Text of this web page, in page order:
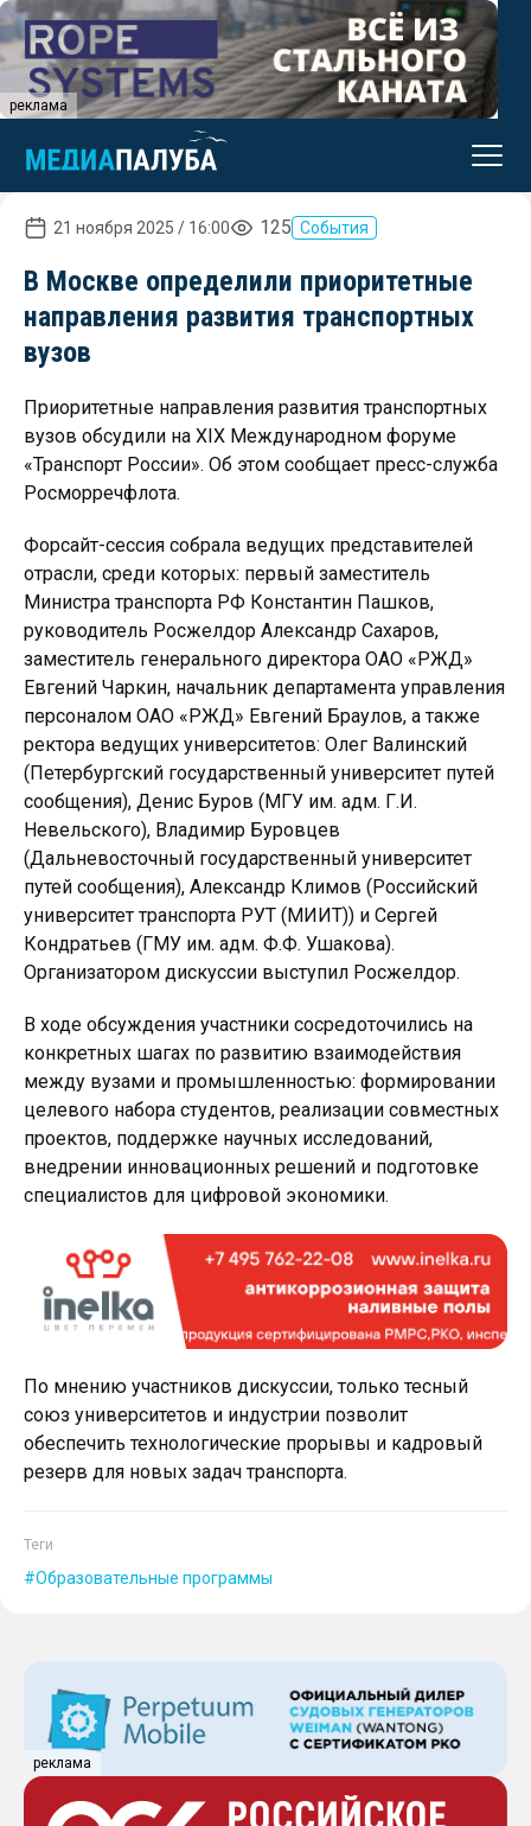
реклама
21 ноября 2025 / 16:00 125 События
В Москве определили приоритетные
направления развития транспортных
вузов
Приоритетные направления развития транспортных
вузов обсудили на XIX Международном форуме
«Транспорт России». Об этом сообщает пресс-служба
Росморречфлота.
Форсайт-сессия собрала ведущих представителей
отрасли, среди которых: первый заместитель
Министра транспорта РФ Константин Пашков,
руководитель Росжелдор Александр Сахаров,
заместитель генерального директора ОАО «РЖД»
Евгений Чаркин, начальник департамента управления
персоналом ОАО «РЖД» Евгений Браулов, а также
ректора ведущих университетов: Олег Валинский
(Петербургский государственный университет путей
сообщения), Денис Буров (МГУ им. адм. Г.И.
Невельского), Владимир Буровцев
(Дальневосточный государственный университет
путей сообщения), Александр Климов (Российский
университет транспорта РУТ (МИИТ)) и Сергей
Кондратьев (ГМУ им. адм. Ф.Ф. Ушакова).
Организатором дискуссии выступил Росжелдор.
В ходе обсуждения участники сосредоточились на
конкретных шагах по развитию взаимодействия
между вузами и промышленностью: формировании
целевого набора студентов, реализации совместных
проектов, поддержке научных исследований,
внедрении инновационных решений и подготовке
специалистов для цифровой экономики.
По мнению участников дискуссии, только тесный
союз университетов и индустрии позволит
обеспечить технологические прорывы и кадровый
резерв для новых задач транспорта.
Теги
Образовательные программы
реклама